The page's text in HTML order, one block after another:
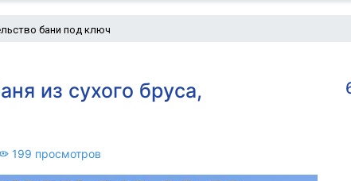
бани под ключ
из сухого бруса,
199 просмотров